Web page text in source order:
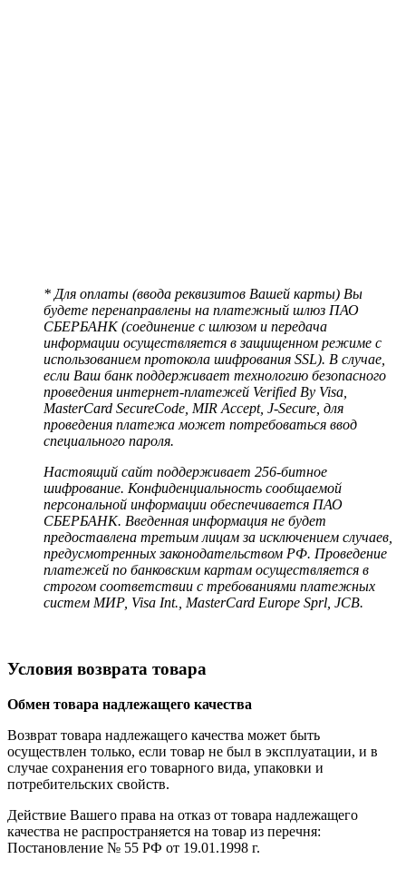
* Для оплаты (ввода реквизитов Вашей карты) Вы
будете перенаправлены на платежный шлюз ПАО
СБЕРБАНК (соединение с шлюзом и передача
информации осуществляется в защищенном режиме с
использованием протокола шифрования SSL). В случае,
если Ваш банк поддерживает технологию безопасного
проведения интернет-платежей Verified By Visa,
MasterCard SecureCode, MIR Accept, J-Secure, для
проведения платежа может потребоваться ввод
специального пароля.
Настоящий сайт поддерживает 256-битное
шифрование. Конфиденциальность сообщаемой
персональной информации обеспечивается ПАО
СБЕРБАНК. Введенная информация не будет
предоставлена третьим лицам за исключением случаев,
предусмотренных законодательством РФ. Проведение
платежей по банковским картам осуществляется в
строгом соответствии с требованиями платежных
систем МИР, Visa Int., MasterCard Europe Sprl, JCB.
Условия возврата товара
Обмен товара надлежащего качества
Возврат товара надлежащего качества может быть
осуществлен только, если товар не был в эксплуатации, и в
случае сохранения его товарного вида, упаковки и
потребительских свойств.
Действие Вашего права на отказ от товара надлежащего
качества не распространяется на товар из перечня:
Постановление № 55 РФ от 19.01.1998 г.